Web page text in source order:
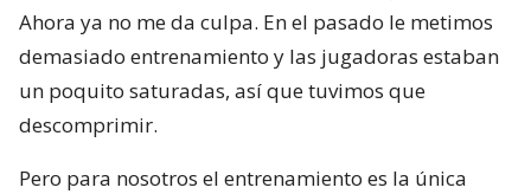
Ahora ya no me da culpa. En el pasado le metimos
demasiado entrenamiento y las jugadoras estaban
un poquito saturadas, así que tuvimos que
descomprimir.
Pero para nosotros el entrenamiento es la única